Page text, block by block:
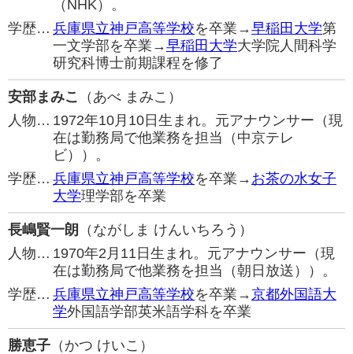
（NHK）。
学歴… 兵庫県立神戸高等学校を卒業→早稲田大学第
一文学部を卒業→早稲田大学大学院人間科学
研究科博士前期課程を修了
安部まみこ （あべ まみこ）
人物… 1972年10月10日生まれ。元アナウンサー（現
在は勤務局で他業務を担当（中京テレ
ビ））。
学歴… 兵庫県立神戸高等学校を卒業→ お茶の水女子
大学理学部を卒業
長嶋賢一朗
（ながしま けんいちろう）
人物… 1970年2月11日生まれ。元アナウンサー（現
在は勤務局で他業務を担当（朝日放送））。
学歴… 兵庫県立神戸高等学校を卒業→京都外国語大
学外国語学部英米語学科を卒業
勝恵子 （かつ けいこ）